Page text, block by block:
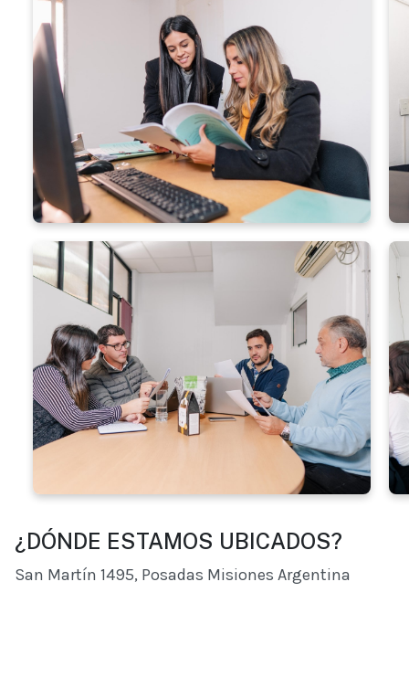
¿DÓNDE ESTAMOS UBICADOS?
San Martín 1495, Posadas Misiones Argentina